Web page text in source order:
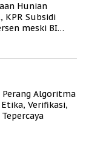
Hunian
KPR Subsidi
meski BI
Perang Algoritma
Verifikasi,